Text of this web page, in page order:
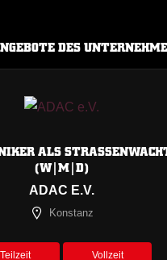
DES
ALS
W|M|D)
ADAC E.V.
Konstanz
Teilzeit Vollzeit